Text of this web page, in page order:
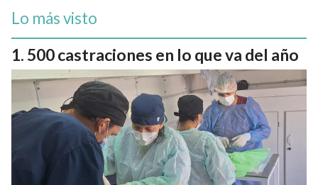
Lo más visto
500 castraciones en lo que va del año